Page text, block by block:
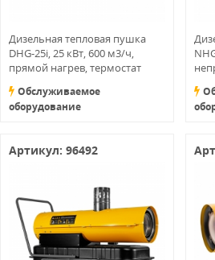
Дизельная тепловая пушка
DHG-25i, 25 кВт, 600 м3/ч,
прямой нагрев, термостат
Обслуживаемое
оборудование
Артикул: 96492